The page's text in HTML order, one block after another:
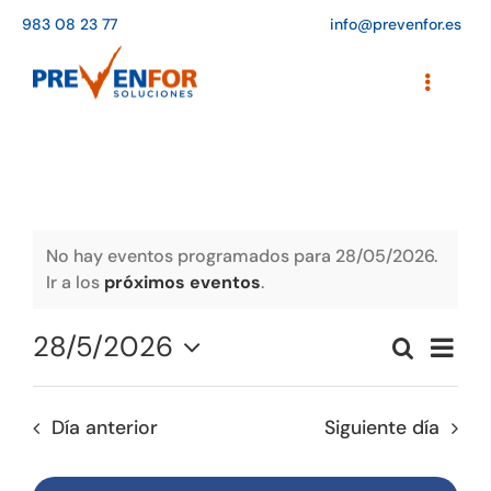
contenido
983 08 23 77 info@prevenfor.es
Toggle
Agenda de cursos
Adaptación a la LOPD
No hay eventos programados para 28/05/2026.
Ir a los próximos eventos.
Buscar
vistas
de
Día
28/5/2026
Seleccionar
Día anterior Siguiente día